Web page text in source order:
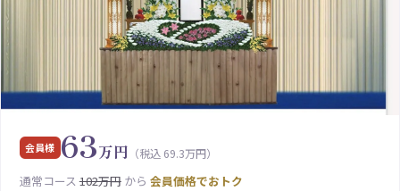
会員様 63万円 （税込 69.3万円）
通常コース102万円から 会員価格でおトク